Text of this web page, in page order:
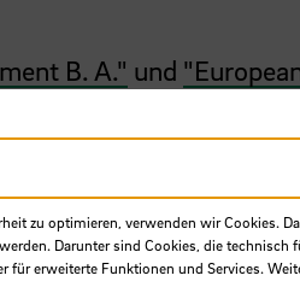
B. A." und
des
von
zu optimieren, verwenden wir Cookies.
Darunter sind Cookies, die technisch
erweiterte Funktionen und Services.